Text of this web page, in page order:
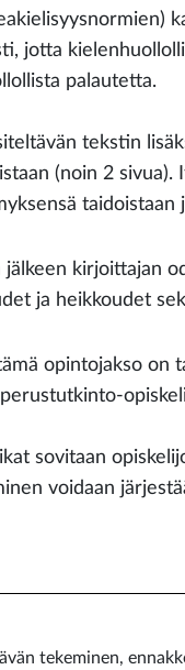
jotta
palautetta.
tekstin
(noin 2
jälkeen kirjoittajan
ja heikkoudet
opintojakso on
sovitaan
voidaan
tekeminen,